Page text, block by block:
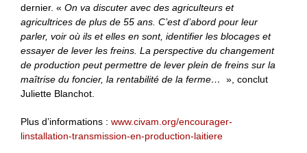
dernier. « On va discuter avec des agriculteurs et
agricultrices de plus de 55 ans. C’est d’abord pour leur
parler, voir où ils et elles en sont, identifier les blocages et
essayer de lever les freins. La perspective du changement
de production peut permettre de lever plein de freins sur la
maîtrise du foncier, la rentabilité de la ferme…
», conclut
Juliette Blanchot.
Plus d’informations : www.civam.org/encourager-
linstallation-transmission-en-production-laitiere